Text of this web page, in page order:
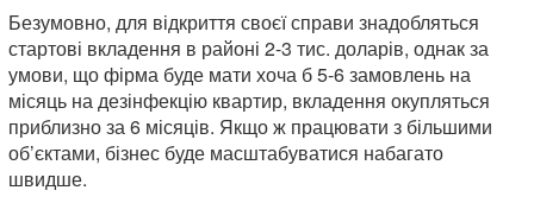
Безумовно, для відкриття своєї справи знадобляться
стартові вкладення в районі 2-3 тис. доларів, однак за
умови, що фірма буде мати хоча б 5-6 замовлень на
місяць на дезінфекцію квартир, вкладення окупляться
приблизно за 6 місяців. Якщо ж працювати з більшими
об’єктами, бізнес буде масштабуватися набагато
швидше.